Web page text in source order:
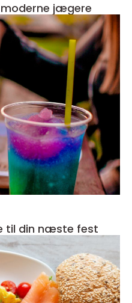
jægere
til din næste fest